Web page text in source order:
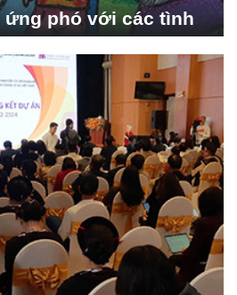
ứng phó với các tình